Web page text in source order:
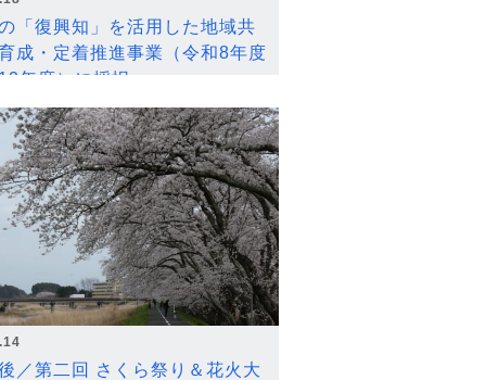
「復興知」を活用した地域共
成・定着推進事業（令和8年度
年度）に採択
／第二回 さくら祭り＆花火大